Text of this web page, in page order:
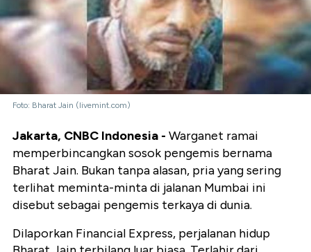
Foto: Bharat Jain (livemint.com)
Jakarta, CNBC Indonesia - Warganet ramai
memperbincangkan sosok pengemis bernama
Bharat Jain. Bukan tanpa alasan, pria yang sering
terlihat meminta-minta di jalanan Mumbai ini
disebut sebagai pengemis terkaya di dunia.
Dilaporkan Financial Express, perjalanan hidup